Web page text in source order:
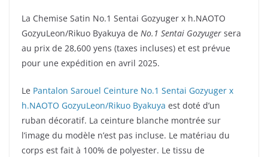
La Chemise Satin No.1 Sentai Gozyuger x h.NAOTO
GozyuLeon/Rikuo Byakuya de No.1 Sentai Gozyuger sera
au prix de 28,600 yens (taxes incluses) et est prévue
pour une expédition en avril 2025.
Le Pantalon Sarouel Ceinture No.1 Sentai Gozyuger x
h.NAOTO GozyuLeon/Rikuo Byakuya est doté d’un
ruban décoratif. La ceinture blanche montrée sur
l’image du modèle n’est pas incluse. Le matériau du
corps est fait à 100% de polyester. Le tissu de